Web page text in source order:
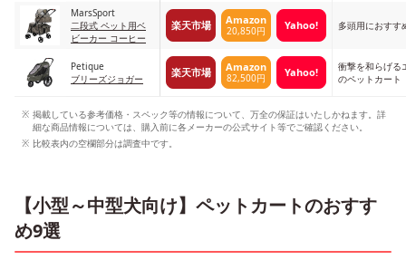
MarsSport
二段式 ペット用ベ
ビーカー コーヒー
楽天市場 Amazon
20,850円 Yahoo! 多頭用におすす
Petique
ブリーズジョガー
楽天市場 Amazon
82,500円 Yahoo!
衝撃を和らげる
のペットカート
掲載している参考価格・スペック等の情報について、万全の保証はいたしかねます。詳
細な商品情報については、購入前に各メーカーの公式サイト等でご確認ください。
比較表内の空欄部分は調査中です。
【小型～中型犬向け】ペットカートのおすす
め9選